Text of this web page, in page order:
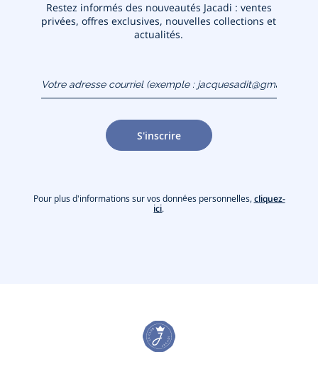
Restez informés des nouveautés Jacadi : ventes
privées, offres exclusives, nouvelles collections et
actualités.
(exemple :
jacquesadit@gmail.com)
S'inscrire
Pour plus d'informations sur vos données personnelles, cliquez-
ici.